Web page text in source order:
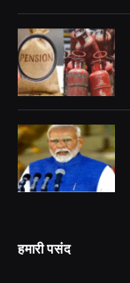
हमारी पसंद